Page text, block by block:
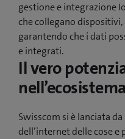
gestione e integrazione
che collegano
garantendo che i dati
e integrati.
Il vero
nell’ecosistema
Swisscom si è lanciata
dell’internet delle cose e